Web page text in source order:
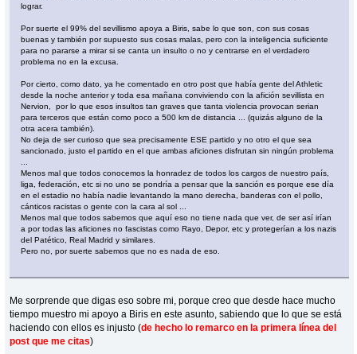
lograr.
Por suerte el 99% del sevillismo apoya a Biris, sabe lo que son, con sus cosas
buenas y también por supuesto sus cosas malas, pero con la inteligencia suficiente
para no pararse a mirar si se canta un insulto o no y centrarse en el verdadero
problema no en la excusa.
Por cierto, como dato, ya he comentado en otro post que había gente del Athletic
desde la noche anterior y toda esa mañana conviviendo con la afición sevillista en
Nervion, por lo que esos insultos tan graves que tanta violencia provocan serian
para terceros que están como poco a 500 km de distancia ... (quizás alguno de la
otra acera también).
No deja de ser curioso que sea precisamente ESE partido y no otro el que sea
sancionado, justo el partido en el que ambas aficiones disfrutan sin ningún problema
Menos mal que todos conocemos la honradez de todos los cargos de nuestro país,
liga, federación, etc si no uno se pondría a pensar que la sanción es porque ese día
en el estadio no había nadie levantando la mano derecha, banderas con el pollo,
cánticos racistas o gente con la cara al sol ...
Menos mal que todos sabemos que aquí eso no tiene nada que ver, de ser así irían
a por todas las aficiones no fascistas como Rayo, Depor, etc y protegerían a los nazis
del Patético, Real Madrid y similares.
Pero no, por suerte sabemos que no es nada de eso.
Me sorprende que digas eso sobre mi, porque creo que desde hace mucho
tiempo muestro mi apoyo a Biris en este asunto, sabiendo que lo que se está
haciendo con ellos es injusto (de hecho lo remarco en la primera línea del
post que me citas)